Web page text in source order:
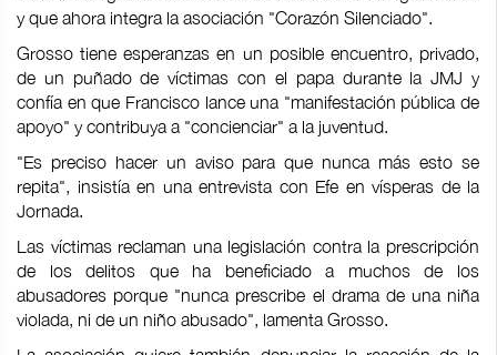
y que ahora integra la asociación "Corazón Silenciado".
Grosso tiene esperanzas en un posible encuentro, privado,
de un puñado de víctimas con el papa durante la JMJ y
confía en que Francisco lance una "manifestación pública de
apoyo" y contribuya a "concienciar" a la juventud.
"Es preciso hacer un aviso para que nunca más esto se
repita", insistía en una entrevista con Efe en vísperas de la
Jornada.
Las víctimas reclaman una legislación contra la prescripción
de los delitos que ha beneficiado a muchos de los
abusadores porque "nunca prescribe el drama de una niña
violada, ni de un niño abusado", lamenta Grosso.